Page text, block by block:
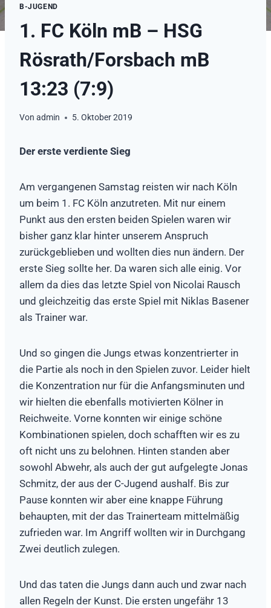
B-JUGEND
1. FC Köln mB – HSG
Rösrath/Forsbach mB
13:23 (7:9)
Von admin 5. Oktober 2019
Der erste verdiente Sieg
Am vergangenen Samstag reisten wir nach Köln
um beim 1. FC Köln anzutreten. Mit nur einem
Punkt aus den ersten beiden Spielen waren wir
bisher ganz klar hinter unserem Anspruch
zurückgeblieben und wollten dies nun ändern. Der
erste Sieg sollte her. Da waren sich alle einig. Vor
allem da dies das letzte Spiel von Nicolai Rausch
und gleichzeitig das erste Spiel mit Niklas Basener
als Trainer war.
Und so gingen die Jungs etwas konzentrierter in
die Partie als noch in den Spielen zuvor. Leider hielt
die Konzentration nur für die Anfangsminuten und
wir hielten die ebenfalls motivierten Kölner in
Reichweite. Vorne konnten wir einige schöne
Kombinationen spielen, doch schafften wir es zu
oft nicht uns zu belohnen. Hinten standen aber
sowohl Abwehr, als auch der gut aufgelegte Jonas
Schmitz, der aus der C-Jugend aushalf. Bis zur
Pause konnten wir aber eine knappe Führung
behaupten, mit der das Trainerteam mittelmäßig
zufrieden war. Im Angriff wollten wir in Durchgang
Zwei deutlich zulegen.
Und das taten die Jungs dann auch und zwar nach
allen Regeln der Kunst. Die ersten ungefähr 13